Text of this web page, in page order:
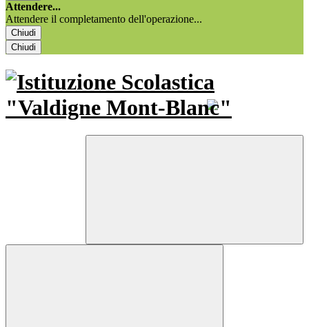
Attendere...
Attendere il completamento dell'operazione...
Chiudi
Chiudi